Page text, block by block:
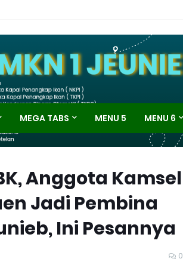
MEGA TABS MENU 5 MENU 6
Anggota Kamsel
Jadi Pembina
Ini Pesannya
0